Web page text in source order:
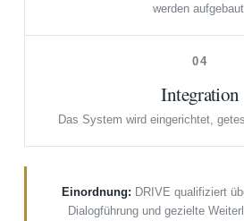
werden aufgebaut.
04
Integration
Das System wird eingerichtet,
Einordnung: DRIVE qualifiziert
Dialogführung und gezielte